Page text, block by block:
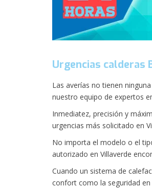
Urgencias calderas
Las averías no tienen
nuestro equipo de expertos
Inmediatez, precisión y
urgencias más solicitado en
No importa el modelo o el
autorizado en Villaverde
Cuando un sistema de
confort como la seguridad